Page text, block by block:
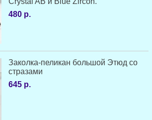
480 р.
Заколка-пеликан большой Этюд со
стразами
645 р.